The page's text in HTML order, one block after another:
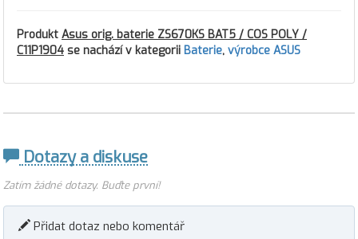
Produkt Asus orig. baterie ZS670KS BAT5 / COS POLY /
C11P1904 se nachází v kategorii Baterie, výrobce ASUS
Dotazy a diskuse
Zatím žádné dotazy. Buďte první!
Přidat dotaz nebo komentář